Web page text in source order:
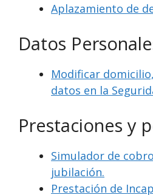
Aplazamiento de
Datos
Modificar
datos en la
Prestaciones y
Simulador de
jubilación.
Prestación de